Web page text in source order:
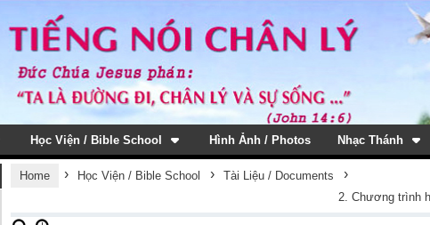
Học Viện / Bible School Hình Ảnh / Photos Nhạc Thánh
Home › Học Viện / Bible School › Tài Liệu / Documents ›
2. Chương trình